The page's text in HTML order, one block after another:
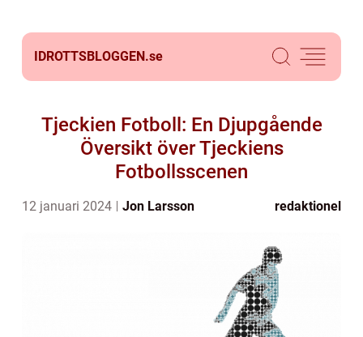
IDROTTSBLOGGEN.se
Tjeckien Fotboll: En Djupgående
Översikt över Tjeckiens
Fotbollsscenen
12 januari 2024 Jon Larsson redaktionel